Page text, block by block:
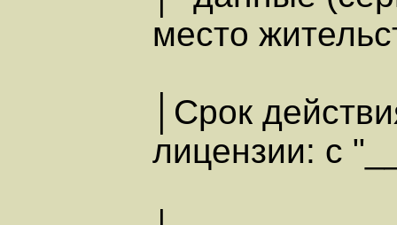
место
│Срок
лицензии: с